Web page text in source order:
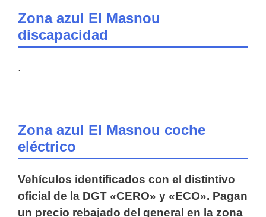
Zona azul El Masnou
discapacidad
.
Zona azul El Masnou coche
eléctrico
Vehículos identificados con el distintivo
oficial de la DGT «CERO» y «ECO». Pagan
un precio rebajado del general en la zona